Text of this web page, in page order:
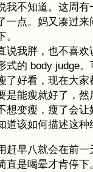
我不知道。这周有
一点。妈又凑过来
说我胖，也不喜
式的 body judge
了好看，现在大家
是能瘦就好了，
变瘦，瘦了会让
该如何描述这种
赶早八就会在前
直是喝晕才肯停